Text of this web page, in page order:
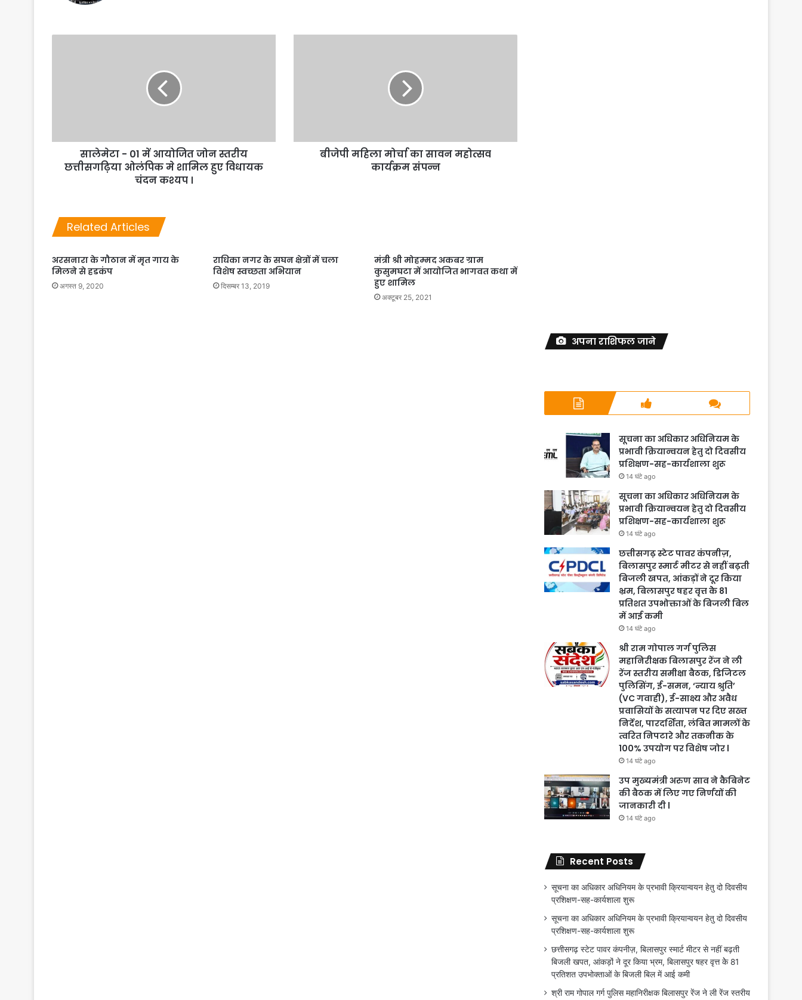
सालेमेटा - 01 में आयोजित जोन स्तरीय
छत्तीसगढ़िया ओलंपिक मे शामिल हुए विधायक
चंदन कश्यप ।
बीजेपी महिला मोर्चा का सावन महोत्सव
कार्यक्रम संपन्न
Related Articles
अरसनारा के गौठान में मृत गाय के
मिलने से हडकंप
अगस्त 9, 2020
राधिका नगर के सघन क्षेत्रों में चला
विशेष स्वच्छता अभियान
दिसम्बर 13, 2019
मंत्री श्री मोहम्मद अकबर ग्राम
कुसुमघटा में आयोजित भागवत कथा में
हुए शामिल
अक्टूबर 25, 2021
अपना राशिफल जाने
सूचना का अधिकार अधिनियम के
प्रभावी क्रियान्वयन हेतु दो दिवसीय
प्रशिक्षण-सह-कार्यशाला शुरू
14 घंटे ago
सूचना का अधिकार अधिनियम के
प्रभावी क्रियान्वयन हेतु दो दिवसीय
प्रशिक्षण-सह-कार्यशाला शुरू
14 घंटे ago
छत्तीसगढ़ स्टेट पावर कंपनीज़,
बिलासपुर स्मार्ट मीटर से नहीं बढ़ती
बिजली खपत, आंकड़ों ने दूर किया
भ्रम, बिलासपुर षहर वृत्त केे 81
प्रतिशत उपभोक्ताओं के बिजली बिल
में आई कमी
14 घंटे ago
श्री राम गोपाल गर्ग पुलिस
महानिरीक्षक बिलासपुर रेंज ने ली
रेंज स्तरीय समीक्षा बैठक, डिजिटल
पुलिसिंग, ई-समन, ‘न्याय श्रुति’
(VC गवाही), ई-साक्ष्य और अवैध
प्रवासियों के सत्यापन पर दिए सख्त
निर्देश, पारदर्शिता, लंबित मामलों के
त्वरित निपटारे और तकनीक के
100% उपयोग पर विशेष जोर l
14 घंटे ago
उप मुख्यमंत्री अरुण साव ने कैबिनेट
की बैठक में लिए गए निर्णयों की
जानकारी दी l
14 घंटे ago
Recent Posts
सूचना का अधिकार अधिनियम के प्रभावी क्रियान्वयन हेतु दो दिवसीय
प्रशिक्षण-सह-कार्यशाला शुरू
सूचना का अधिकार अधिनियम के प्रभावी क्रियान्वयन हेतु दो दिवसीय
प्रशिक्षण-सह-कार्यशाला शुरू
छत्तीसगढ़ स्टेट पावर कंपनीज़, बिलासपुर स्मार्ट मीटर से नहीं बढ़ती
बिजली खपत, आंकड़ों ने दूर किया भ्रम, बिलासपुर षहर वृत्त केे 81
प्रतिशत उपभोक्ताओं के बिजली बिल में आई कमी
श्री राम गोपाल गर्ग पुलिस महानिरीक्षक बिलासपुर रेंज ने ली रेंज स्तरीय